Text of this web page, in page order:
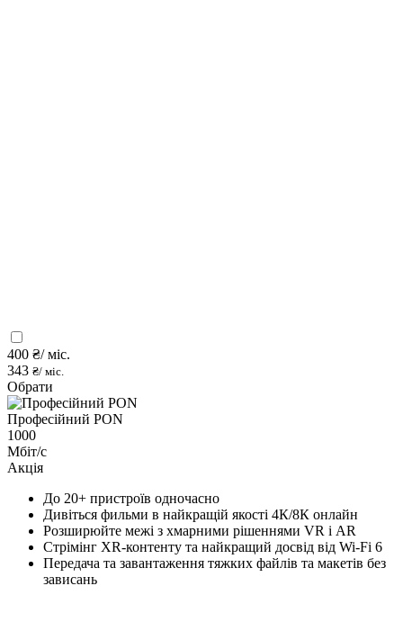
400 ₴/ міс.
343 ₴/ міс.
Обрати
Професійний PON
1000
Мбіт/с
Акція
До 20+ пристроїв одночасно
Дивіться фильми в найкращій якості 4К/8К онлайн
Розширюйте межі з хмарними рішеннями VR і AR
Стрімінг XR-контенту та найкращий досвід від Wi-Fi 6
Передача та завантаження тяжких файлів та макетів без
зависань